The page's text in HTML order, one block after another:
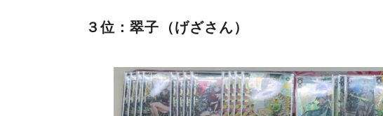
３位：翠子（げざさん）